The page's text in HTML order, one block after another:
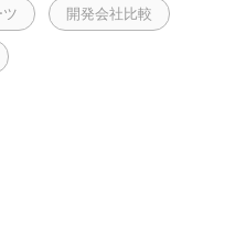
ツ 開発会社比較